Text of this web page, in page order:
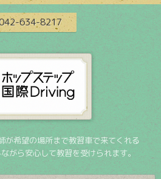
634-8217
が希望の場所まで教習車で来てくれる
がら安心して教習を受けられます。